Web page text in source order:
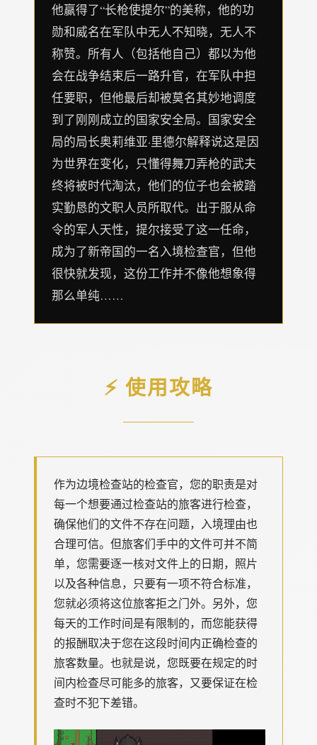
他赢得了“长枪使提尔”的美称，他的功
勋和威名在军队中无人不知晓，无人不
称赞。所有人（包括他自己）都以为他
会在战争结束后一路升官，在军队中担
任要职，但他最后却被莫名其妙地调度
到了刚刚成立的国家安全局。国家安全
局的局长奥莉维亚·里德尔解释说这是因
为世界在变化，只懂得舞刀弄枪的武夫
终将被时代淘汰，他们的位子也会被踏
实勤恳的文职人员所取代。出于服从命
令的军人天性，提尔接受了这一任命，
成为了新帝国的一名入境检查官，但他
很快就发现，这份工作并不像他想象得
那么单纯……
⚡ 使用攻略
作为边境检查站的检查官，您的职责是对
每一个想要通过检查站的旅客进行检查，
确保他们的文件不存在问题，入境理由也
合理可信。但旅客们手中的文件可并不简
单，您需要逐一核对文件上的日期，照片
以及各种信息，只要有一项不符合标准，
您就必须将这位旅客拒之门外。另外，您
每天的工作时间是有限制的，而您能获得
的报酬取决于您在这段时间内正确检查的
旅客数量。也就是说，您既要在规定的时
间内检查尽可能多的旅客，又要保证在检
查时不犯下差错。